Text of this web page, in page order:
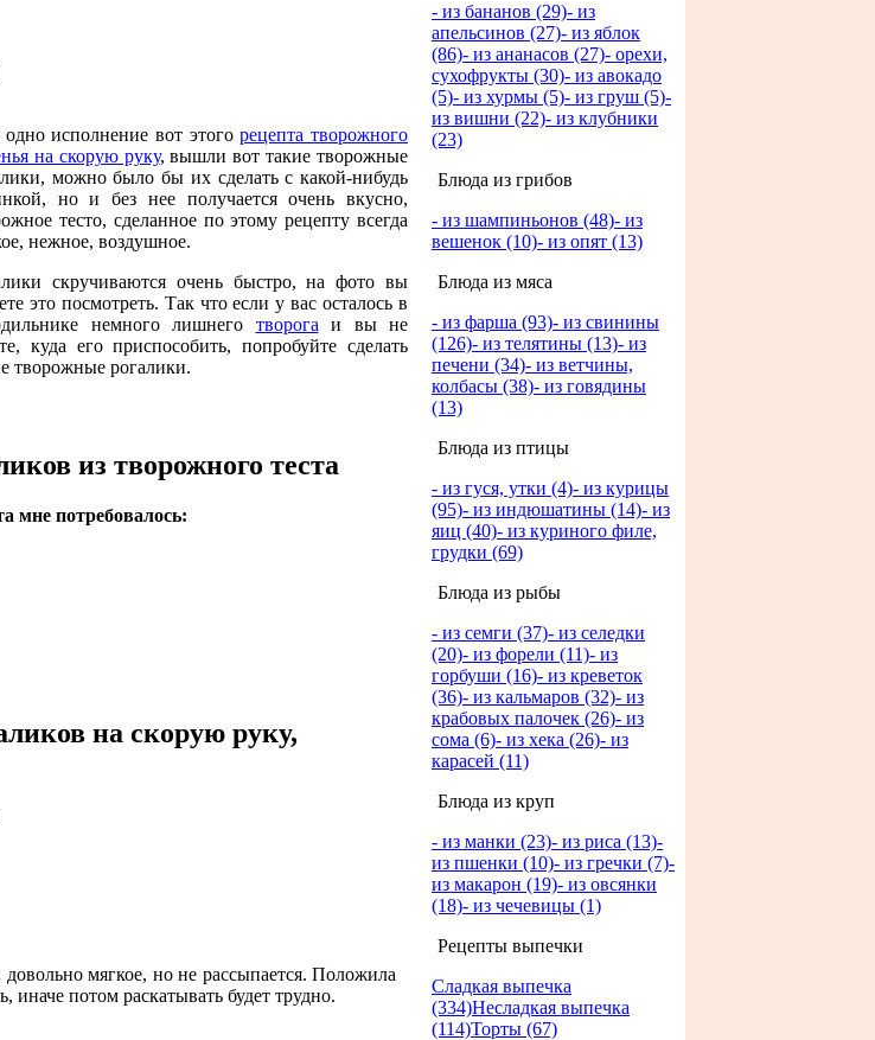
исполнение вот этогорецепта творожного
на скорую руку, вышли вот такие творожные
можно было бы их сделать с какой-нибудь
но и без нее получается очень вкусно,
тесто, сделанное по этому рецепту всегда
нежное, воздушное.
скручиваются очень быстро, на фото вы
это посмотреть. Так что если у вас осталось в
немного лишнего творога и вы не
куда его приспособить, попробуйте сделать
творожные рогалики.
из творожного теста
мне потребовалось:
на скорую руку,
мягкое, но не рассыпается. Положила
потом раскатывать будет трудно.
- из бананов (29)- из
апельсинов (27)- из яблок
(86)- из ананасов (27)- орехи,
сухофрукты (30)- из авокадо
(5)- из хурмы (5)- из груш (5)-
из вишни (22)- из клубники
(23)
Блюда из грибов
- из шампиньонов (48)- из
вешенок (10)- из опят (13)
Блюда из мяса
- из фарша (93)- из свинины
(126)- из телятины (13)- из
печени (34)- из ветчины,
колбасы (38)- из говядины
(13)
Блюда из птицы
- из гуся, утки (4)- из курицы
(95)- из индюшатины (14)- из
яиц (40)- из куриного филе,
грудки (69)
Блюда из рыбы
- из семги (37)- из селедки
(20)- из форели (11)- из
горбуши (16)- из креветок
(36)- из кальмаров (32)- из
крабовых палочек (26)- из
сома (6)- из хека (26)- из
карасей (11)
Блюда из круп
- из манки (23)- из риса (13)-
из пшенки (10)- из гречки (7)-
из макарон (19)- из овсянки
(18)- из чечевицы (1)
Рецепты выпечки
Сладкая выпечка
(334)Несладкая выпечка
(114)Торты (67)